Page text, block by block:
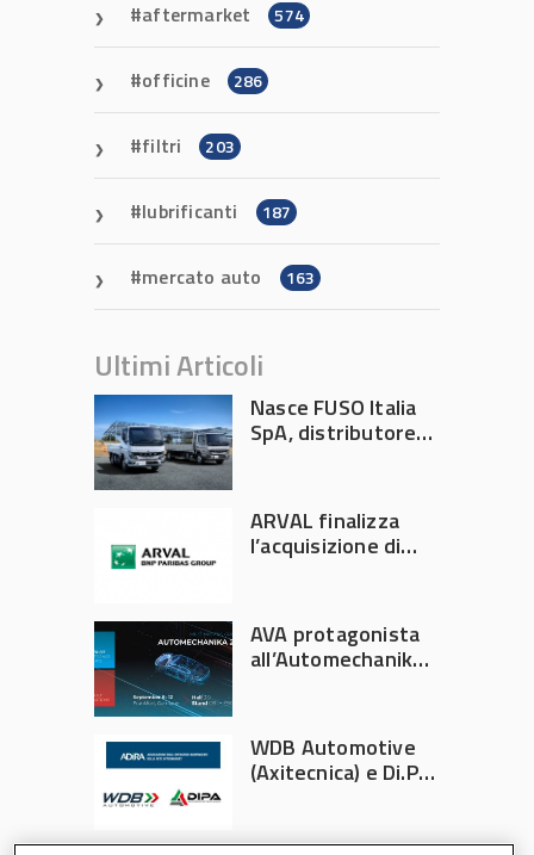
aftermarket 574
officine 286
filtri 203
lubrificanti 187
mercato auto 163
Ultimi Articoli
Nasce FUSO Italia
SpA, distributore
ARVAL finalizza
l’acquisizione di
AVA protagonista
all’Automechanika
WDB Automotive
(Axitecnica) e Di.Pa.